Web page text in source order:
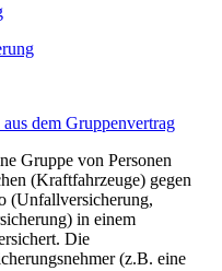
dem Gruppenvertrag
Gruppe von Personen
(Kraftfahrzeuge) gegen
(Unfallversicherung,
in einem
Die
(z.B. eine